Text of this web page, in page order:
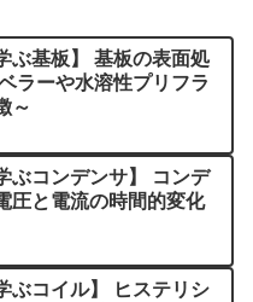
ぶ基板】 基板の表面処
ラーや水溶性プリフラ
～
ぶコンデンサ】 コンデ
圧と電流の時間的変化
ぶコイル】 ヒステリシ